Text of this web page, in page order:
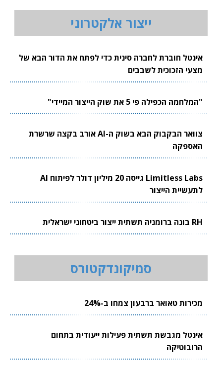
ייצור אלקטרוני
אינטל חוברת לחברה סינית כדי לפתח את הדור הבא של
מצעי הזכוכית לשבבים
"המלחמה הכפילה פי 5 את שוק הייצור המיידי"
צוואר הבקבוק הבא בשוק ה-AI אורב בקצה שרשרת
האספקה
Limitless Labs גייסה 20 מיליון דולר לפיתוח AI
לתעשיית הייצור
RH בונה ברומניה תשתית ייצור ביטחוני ישראלית
סמיקונדקטורס
מכירות טאואר ברבעון צמחו ב-24%
אינטל מגבשת תשתית פעילות ייעודית בתחום
הרובוטיקה